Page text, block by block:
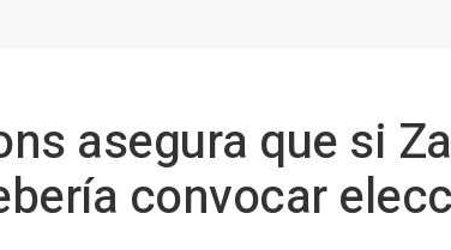
asegura que si
convocar